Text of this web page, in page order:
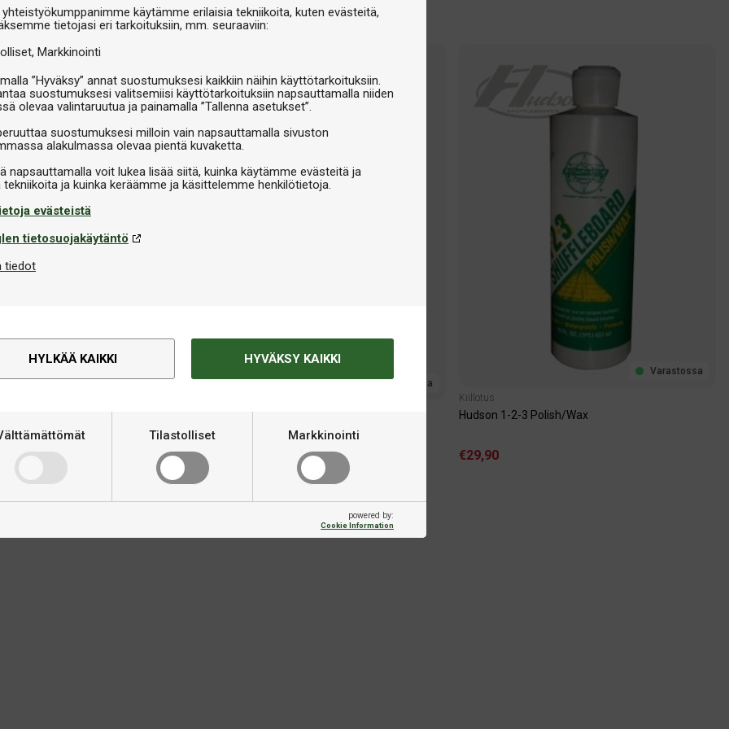
yhteistyökumppanimme käytämme erilaisia tekniikoita, kuten evästeitä,
tietojasi eri tarkoituksiin, mm. seuraaviin:
Markkinointi
”Hyväksy” annat suostumuksesi kaikkiin näihin käyttötarkoituksiin.
suostumuksesi valitsemiisi käyttötarkoituksiin napsauttamalla niiden
olevaa valintaruutua ja painamalla ”Tallenna asetukset”.
suostumuksesi milloin vain napsauttamalla sivuston
alakulmassa olevaa pientä kuvaketta.
napsauttamalla voit lukea lisää siitä, kuinka käytämme evästeitä ja
evästeistä
tietosuojakäytäntö
tiedot
HYLKÄÄ KAIKKI HYVÄKSY KAIKKI
Tilastolliset Markkinointi
powered by:
Cookie Information
Varastossa
€29,90
Varastossa
Kiillotus
Hudson 1-2-3 Polish/Wax
€29,90